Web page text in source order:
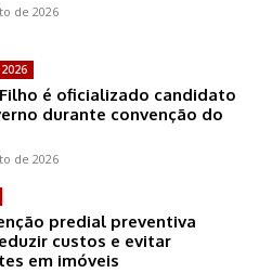
de 2026
2026
é oficializado candidato
durante convenção do
de 2026
predial preventiva
custos e evitar
em imóveis